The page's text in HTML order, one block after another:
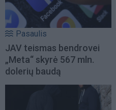
Pasaulis
JAV teismas bendrovei
„Meta“ skyrė 567 mln.
dolerių baudą